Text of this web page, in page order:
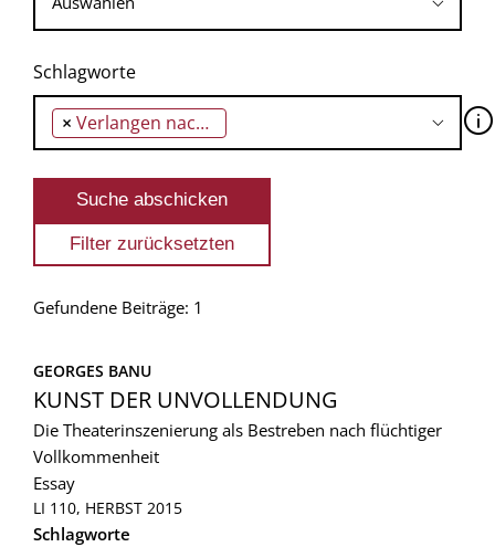
Schlagworte
× Verlangen nach Vollendung 🛈
Gefundene Beiträge: 1
GEORGES BANU
KUNST DER UNVOLLENDUNG
Die Theaterinszenierung als Bestreben nach flüchtiger
Vollkommenheit
Essay
LI 110, HERBST 2015
Schlagworte